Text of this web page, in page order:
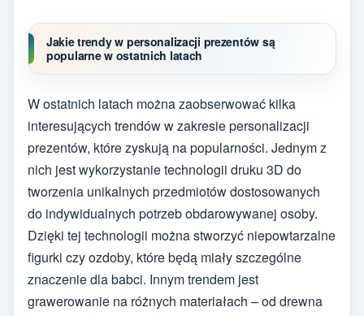
Jakie trendy w personalizacji prezentów są
popularne w ostatnich latach
W ostatnich latach można zaobserwować kilka
interesujących trendów w zakresie personalizacji
prezentów, które zyskują na popularności. Jednym z
nich jest wykorzystanie technologii druku 3D do
tworzenia unikalnych przedmiotów dostosowanych
do indywidualnych potrzeb obdarowywanej osoby.
Dzięki tej technologii można stworzyć niepowtarzalne
figurki czy ozdoby, które będą miały szczególne
znaczenie dla babci. Innym trendem jest
grawerowanie na różnych materiałach – od drewna